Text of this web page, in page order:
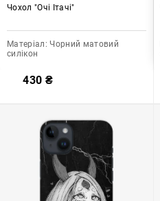
Чохол "Очі Ітачі"
Матеріал: Чорний матовий
силікон
430 ₴